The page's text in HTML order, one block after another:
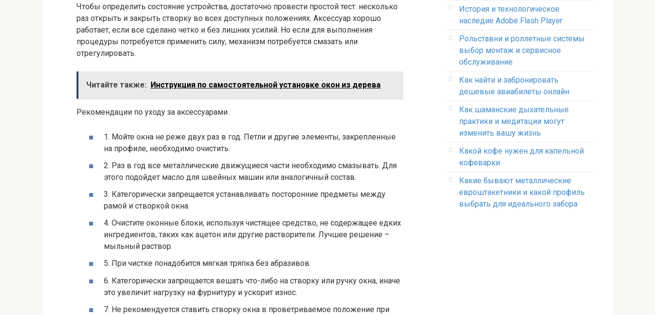
Чтобы определить состояние устройства, достаточно провести простой тест: несколько
раз открыть и закрыть створку во всех доступных положениях. Аксессуар хорошо
работает, если все сделано четко и без лишних усилий. Но если для выполнения
процедуры потребуется применить силу, механизм потребуется смазать или
отрегулировать.
Читайте также: Инструкция по самостоятельной установке окон из дерева
Рекомендации по уходу за аксессуарами :
1. Мойте окна не реже двух раз в год. Петли и другие элементы, закрепленные
на профиле, необходимо очистить.
2. Раз в год все металлические движущиеся части необходимо смазывать. Для
этого подойдет масло для швейных машин или аналогичный состав.
3. Категорически запрещается устанавливать посторонние предметы между
рамой и створкой окна.
4. Очистите оконные блоки, используя чистящее средство, не содержащее едких
ингредиентов, таких как ацетон или другие растворители. Лучшее решение –
мыльный раствор.
5. При чистке понадобится мягкая тряпка без абразивов.
6. Категорически запрещается вешать что-либо на створку или ручку окна, иначе
это увеличит нагрузку на фурнитуру и ускорит износ.
7. Не рекомендуется ставить створку окна в проветриваемое положение при
История и технологическое
наследие Adobe Flash Player
Рольставни и роллетные системы
выбор монтаж и сервисное
обслуживание
Как найти и забронировать
дешевые авиабилеты онлайн
Как шаманские дыхательные
практики и медитации могут
изменить вашу жизнь
Какой кофе нужен для капельной
кофеварки
Какие бывают металлические
евроштакетники и какой профиль
выбрать для идеального забора